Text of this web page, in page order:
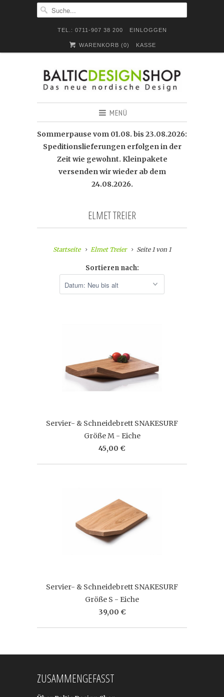
TEL.: 0711-907 38 200 EINLOGGEN
WARENKORB (0) KASSE
MENÜ
Sommerpause vom 01.08. bis 23.08.2026:
Speditionslieferungen erfolgen in der
Zeit wie gewohnt. Kleinpakete
versenden wir wieder ab dem
24.08.2026.
ELMET TREIER
Startseite Elmet Treier Seite 1 von 1
Sortieren nach:
Servier- & Schneidebrett SNAKESURF
Größe M - Eiche
45,00 €
Servier- & Schneidebrett SNAKESURF
Größe S - Eiche
39,00 €
ZUSAMMENGEFASST